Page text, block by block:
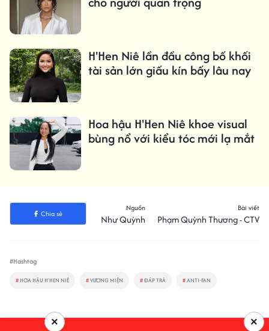
H'Hen Niê lần đầu công bố khối
tài sản lớn giấu kín bấy lâu nay
Hoa hậu H'Hen Niê khoe visual
bùng nổ với kiểu tóc mới lạ mắt
Chia sẻ
Nguồn
Như Quỳnh
Bài viết
Phạm Quỳnh Thương - CTV
#Hashtag
# HOA HẬU H'HEN NIÊ #VƯƠNG MIỆN #ĐÁP TRẢ #ANTI-FAN
×
×